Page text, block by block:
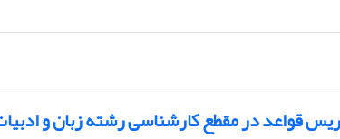
قواعد در مقطع کارشناسی رشته زبان و